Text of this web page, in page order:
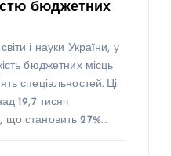
бюджетних
і науки України, у
бюджетних місць
спеціальностей. Ці
19,7 тисяч
що становить 27%…